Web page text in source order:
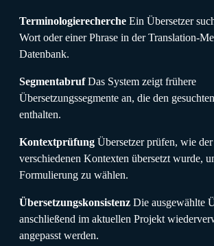
Terminologierecherche Ein Übersetzer
Wort oder einer Phrase in der Translation-
Datenbank.
SegmentabrufDas System zeigt frühere
Übersetzungssegmente an, die den
enthalten.
Kontextprüfung Übersetzer prüfen, wie
verschiedenen Kontexten übersetzt wurde,
Formulierung zu wählen.
Übersetzungskonsistenz Die ausgewählte
anschließend im aktuellen Projekt
angepasst werden.